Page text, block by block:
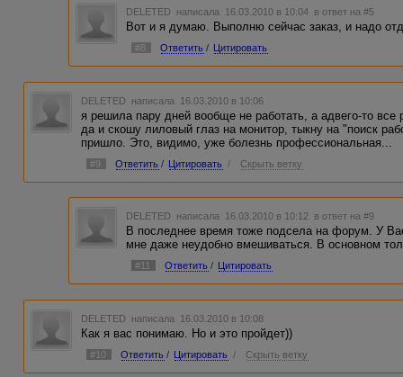
DELETED написала 16.03.2010 в 10:04 в ответ на #5
Вот и я думаю. Выполню сейчас заказ, и надо
#8 Ответить / Цитировать
DELETED написала 16.03.2010 в 10:06
я решила пару дней вообще не работать, а адвего-то
да и скошу лиловый глаз на монитор, тыкну на "поиск
пришло. Это, видимо, уже болезнь профессиональная...
#9 Ответить / Цитировать / Скрыть ветку
DELETED написала 16.03.2010 в 10:12 в ответ на #9
В последнее время тоже подсела на форум. У
мне даже неудобно вмешиваться. В основном
#11 Ответить / Цитировать
DELETED написала 16.03.2010 в 10:08
Как я вас понимаю. Но и это пройдет))
#10 Ответить / Цитировать / Скрыть ветку